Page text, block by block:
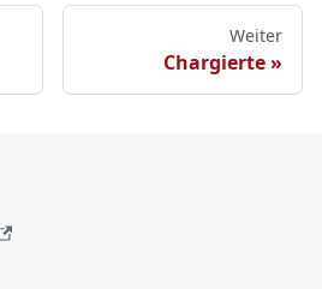
Weiter
Chargierte